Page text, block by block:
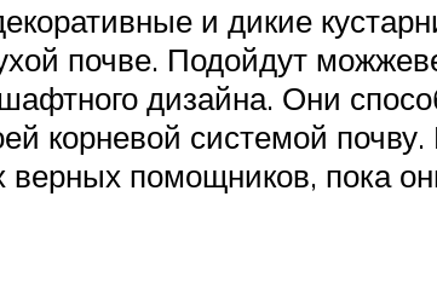
и дикие
почве. Подойдут
дизайна. Они
корневой системой
помощников, пока